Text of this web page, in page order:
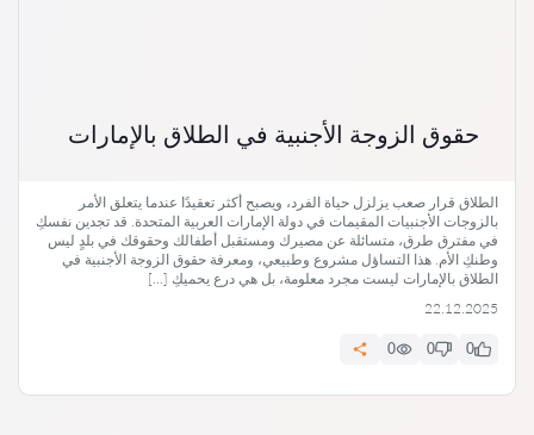
حقوق الزوجة الأجنبية في الطلاق بالإمارات
الطلاق قرار صعب يزلزل حياة الفرد، ويصبح أكثر تعقيدًا عندما يتعلق الأمر
بالزوجات الأجنبيات المقيمات في دولة الإمارات العربية المتحدة. قد تجدين نفسكِ
في مفترق طرق، متسائلة عن مصيرك ومستقبل أطفالك وحقوقك في بلدٍ ليس
وطنكِ الأم. هذا التساؤل مشروع وطبيعي، ومعرفة حقوق الزوجة الأجنبية في
الطلاق بالإمارات ليست مجرد معلومة، بل هي درع يحميكِ […]
22.12.2025
0
0
0